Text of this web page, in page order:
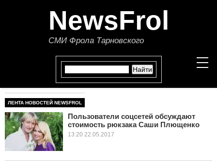
NewsFrol
СМИ Фрола Тарновского
СТАТЬИ
ЛЕНТА НОВОСТЕЙ NEWSFROL
Пользователи соцсетей обсуждают
стоимость рюкзака Саши Плющенко
13:20 22.05.2017